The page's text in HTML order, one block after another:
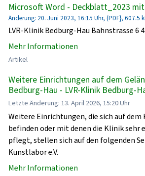
Microsoft Word - Deckblatt_2023
Änderung: 20. Juni 2023, 16:15 Uhr, (PDF}, 607.5
LVR-Klinik Bedburg-Hau Bahnstrasse 6
Mehr Informationen
Artikel
Weitere Einrichtungen auf dem
Bedburg-Hau - LVR-Klinik Bedburg-
Letzte Änderung: 13. April 2026, 15:20 Uhr
Weitere Einrichtungen, die sich auf
befinden oder mit denen die Klinik sehr
pflegt, stellen sich auf den folgenden
Kunstlabor e.V.
Mehr Informationen